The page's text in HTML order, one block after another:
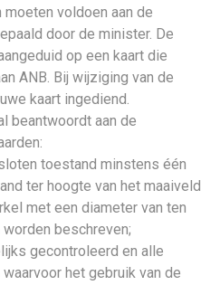
voldoen aan de
door de minister. De
op een kaart die
ANB. Bij wijziging van de
kaart ingediend.
beantwoordt aan de
toestand minstens één
ter hoogte van het maaiveld
met een diameter van ten
beschreven;
gecontroleerd en alle
het gebruik van de